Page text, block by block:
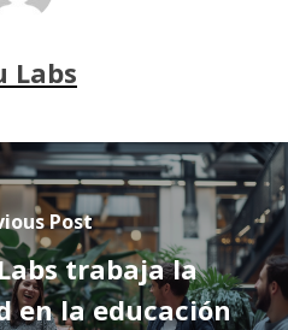
Labs
Post
trabaja la
en la educación